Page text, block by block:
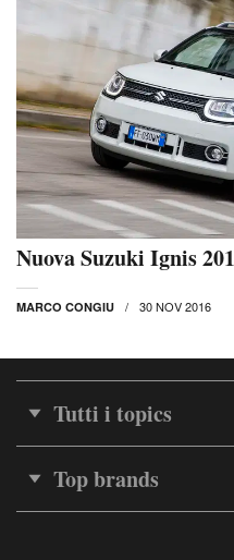
Nuova Suzuki Ignis
MARCO CONGIU 30 NOV 2016
Tutti i topics
Top brands